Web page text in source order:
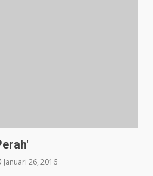
Januari 26, 2016